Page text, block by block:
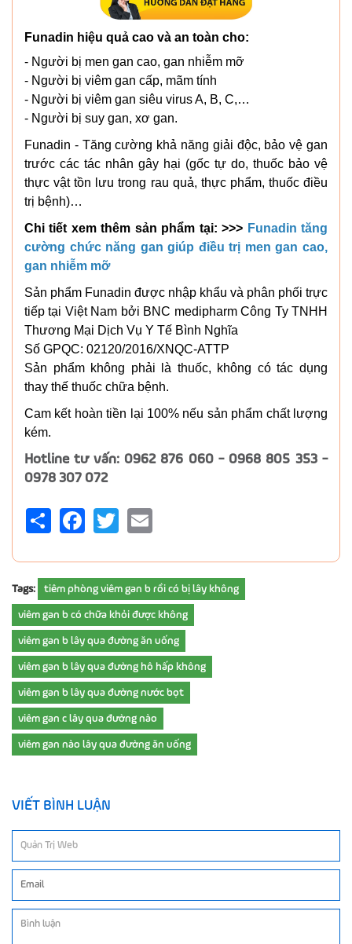
Funadin hiệu quả cao và an toàn cho:
- Người bị men gan cao, gan nhiễm mỡ
- Người bị viêm gan cấp, mãm tính
- Người bị viêm gan siêu virus A, B, C,…
- Người bị suy gan, xơ gan.
Funadin - Tăng cường khả năng giải độc, bảo vệ gan
trước các tác nhân gây hại (gốc tự do, thuốc bảo vệ
thực vật tồn lưu trong rau quả, thực phẩm, thuốc điều
trị bệnh)…
Chi tiết xem thêm sản phẩm tại: >>> Funadin tăng
cường chức năng gan giúp điều trị men gan cao,
gan nhiễm mỡ
Sản phẩm Funadin được nhập khẩu và phân phối trực
tiếp tại Việt Nam bởi BNC medipharm Công Ty TNHH
Thương Mại Dịch Vụ Y Tế Bình Nghĩa
Số GPQC: 02120/2016/XNQC-ATTP
Sản phẩm không phải là thuốc, không có tác dụng
thay thế thuốc chữa bệnh.
Cam kết hoàn tiền lại 100% nếu sản phẩm chất lượng
kém.
Hotline tư vấn: 0962 876 060 - 0968 805 353 -
0978 307 072
Share FacebookTwitter
Tags: tiêm phòng viêm gan b rồi có bị lây không
viêm gan b có chữa khỏi được không
viêm gan b lây qua đường ăn uống
viêm gan b lây qua đường hô hấp không
viêm gan b lây qua đường nước bọt
viêm gan c lây qua đường nào
viêm gan nào lây qua đường ăn uống
VIẾT BÌNH LUẬN